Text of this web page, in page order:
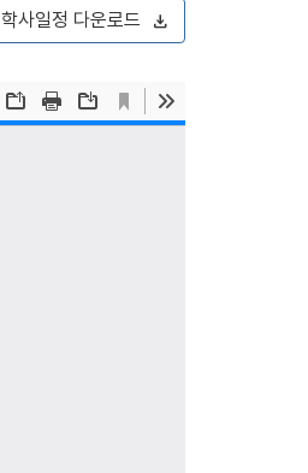
학사일정 다운로드 download